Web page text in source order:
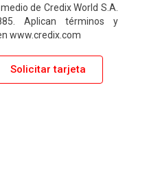
de Credix World S.A.
Aplican términos y
www.credix.com
Solicitar tarjeta